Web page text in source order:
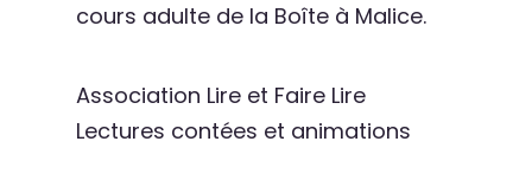
cours adulte de la Boîte à Malice.
Association Lire et Faire Lire
Lectures contées et animations